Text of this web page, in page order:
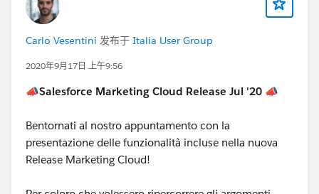
Carlo Vesentini 发布于 Italia User Group
2020年9月17日 上午9:56
📣Salesforce Marketing Cloud Release Jul '20 📣
Bentornati al nostro appuntamento con la
presentazione delle funzionalità incluse nella nuova
Release Marketing Cloud!